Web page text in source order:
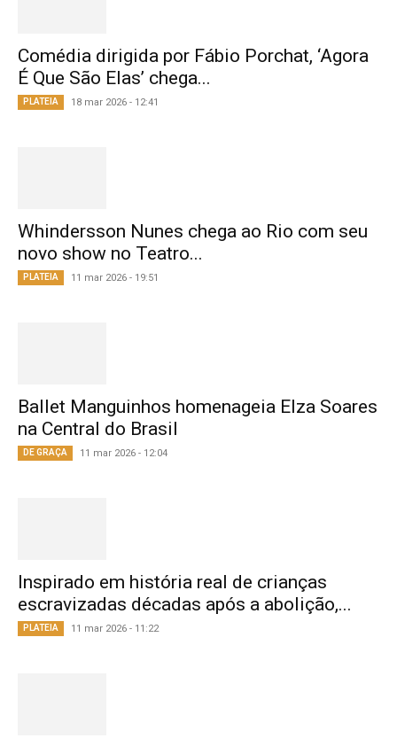
Comédia dirigida por Fábio Porchat, ‘Agora
É Que São Elas’ chega...
PLATEIA 18 mar 2026 - 12:41
Whindersson Nunes chega ao Rio com seu
novo show no Teatro...
PLATEIA 11 mar 2026 - 19:51
Ballet Manguinhos homenageia Elza Soares
na Central do Brasil
DE GRAÇA 11 mar 2026 - 12:04
Inspirado em história real de crianças
escravizadas décadas após a abolição,...
PLATEIA 11 mar 2026 - 11:22